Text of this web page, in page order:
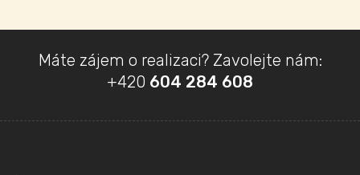
a
Máte zájem o realizaci? Zavolejte nám:
+420 604 284 608